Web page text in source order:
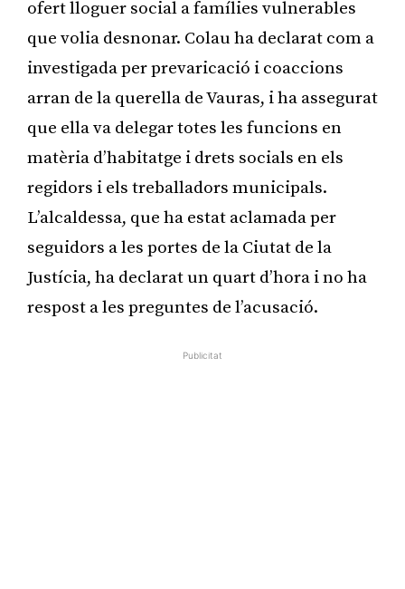
ofert lloguer social a famílies vulnerables
que volia desnonar. Colau ha declarat com a
investigada per prevaricació i coaccions
arran de la querella de Vauras, i ha assegurat
que ella va delegar totes les funcions en
matèria d’habitatge i drets socials en els
regidors i els treballadors municipals.
L’alcaldessa, que ha estat aclamada per
seguidors a les portes de la Ciutat de la
Justícia, ha declarat un quart d’hora i no ha
respost a les preguntes de l’acusació.
Publicitat